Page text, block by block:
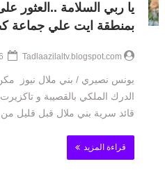
يا ربي السلامة ..العثور على
بمنطقة ايت علي جماعة
Tadlaazilaltv.blogspot.com
يونس نصيري / بني ملال نيوز
الدرك الملكي بالقصيبة و
قائد سرية بني ملال قبل قليل من
قراءة المزيد